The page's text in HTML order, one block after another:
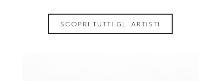
SCOPRI TUTTI GLI ARTISTI